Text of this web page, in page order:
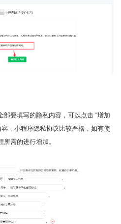
要填写的隐私内容，可以点击 “增加
，小程序隐私协议比较严格，如有使
需的进行增加。